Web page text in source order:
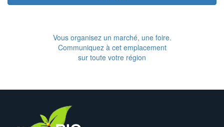
Vous organisez un marché, une foire.
Communiquez à cet emplacement
sur toute votre région